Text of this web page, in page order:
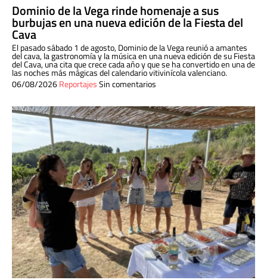
Dominio de la Vega rinde homenaje a sus
burbujas en una nueva edición de la Fiesta del
Cava
El pasado sábado 1 de agosto, Dominio de la Vega reunió a amantes
del cava, la gastronomía y la música en una nueva edición de su Fiesta
del Cava, una cita que crece cada año y que se ha convertido en una de
las noches más mágicas del calendario vitivinícola valenciano.
06/08/2026ReportajesSin comentarios